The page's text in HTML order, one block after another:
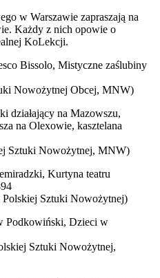
w Warszawie zapraszają na
Każdy z nich opowie o
KoLekcji.
Bissolo, Mistyczne zaślubiny
Nowożytnej Obcej, MNW)
działający na Mazowszu,
na Olexowie, kasztelana
Sztuki Nowożytnej, MNW)
Kurtyna teatru
Polskiej Sztuki Nowożytnej)
Podkowiński, Dzieci w
Sztuki Nowożytnej,